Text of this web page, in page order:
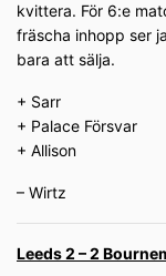
kvittera. För 6:e
fräscha inhopp ser
bara att sälja.
+ Sarr
+ Palace Försvar
+ Allison
– Wirtz
Leeds 2 – 2